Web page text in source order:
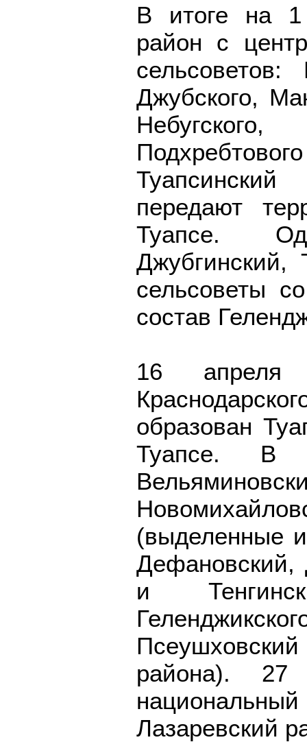
В итоге на 1
район с
сельсоветов:
Джубского,
передают
Туапсе.
Джубгинский,
сельсоветы
состав
16 апреля
образован
Туапсе. В
(выделенные
Дефановский,
и
Псеушховский
района).
Лазаревский